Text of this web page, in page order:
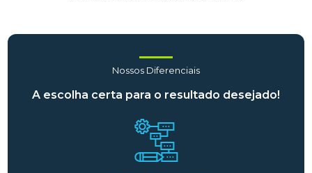
Nossos Diferenciais
A escolha certa para o resultado desejado!